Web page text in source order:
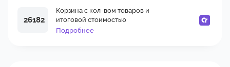
26182
Корзина с кол-вом товаров и
итоговой стоимостью
Подробнее